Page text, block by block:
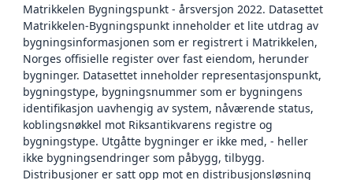
Matrikkelen Bygningspunkt - årsversjon 2022. Datasettet
Matrikkelen-Bygningspunkt inneholder et lite utdrag av
bygningsinformasjonen som er registrert i Matrikkelen,
Norges offisielle register over fast eiendom, herunder
bygninger. Datasettet inneholder representasjonspunkt,
bygningstype, bygningsnummer som er bygningens
identifikasjon uavhengig av system, nåværende status,
koblingsnøkkel mot Riksantikvarens registre og
bygningstype. Utgåtte bygninger er ikke med, - heller
ikke bygningsendringer som påbygg, tilbygg.
Distribusjoner er satt opp mot en distribusjonsløsning